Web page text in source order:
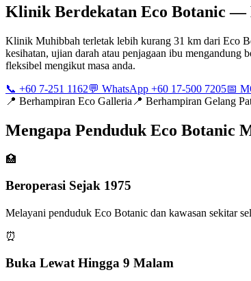
Klinik Berdekatan Eco Botanic
Klinik Muhibbah terletak lebih kurang 31 km dari Eco
kesihatan, ujian darah atau penjagaan ibu
fleksibel mengikut masa anda.
📞 +60 7-251 1162💬 WhatsApp +60 17-500 7205📅
📍 Berhampiran Eco Galleria 📍 Berhampiran Gelang
Mengapa Penduduk Eco Botanic
🏥
Beroperasi Sejak 1975
Melayani penduduk Eco Botanic dan kawasan sekitar
⏰
Buka Lewat Hingga 9 Malam